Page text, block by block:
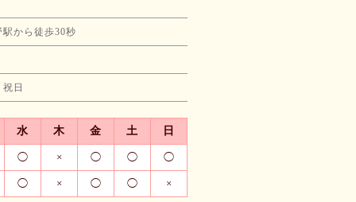
から徒歩30秒
日
水 木 金 土 日
◯ × ◯ ◯ ◯
◯ × ◯ ◯ ×